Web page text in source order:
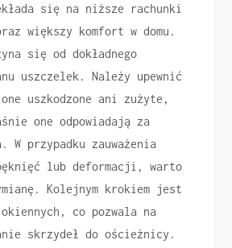
się na niższe rachunki
większy komfort w domu.
się od dokładnego
uszczelek. Należy upewnić
uszkodzone ani zużyte,
one odpowiadają za
W przypadku zauważenia
lub deformacji, warto
Kolejnym krokiem jest
co pozwala na
skrzydeł do ościeżnicy.